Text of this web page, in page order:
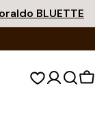
BLUETTE